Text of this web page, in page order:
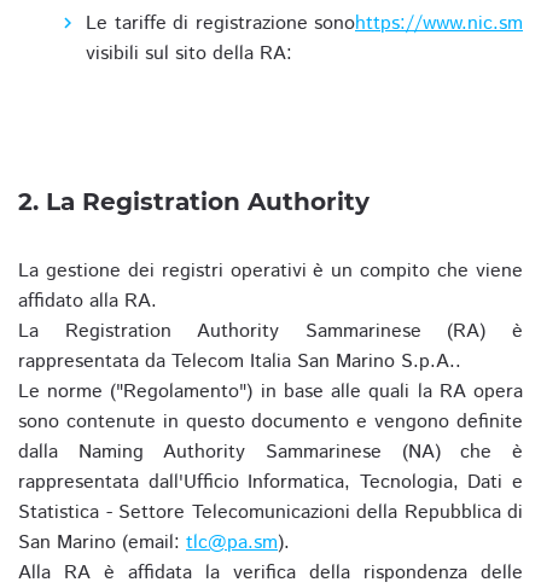
Le tariffe di registrazione sono
visibili sul sito della RA:
https://www.nic.sm
2. La Registration Authority
La gestione dei registri operativi è un compito che viene
affidato alla RA.
La Registration Authority Sammarinese (RA) è
rappresentata da Telecom Italia San Marino S.p.A..
Le norme ("Regolamento") in base alle quali la RA opera
sono contenute in questo documento e vengono definite
dalla Naming Authority Sammarinese (NA) che è
rappresentata dall'Ufficio Informatica, Tecnologia, Dati e
Statistica - Settore Telecomunicazioni della Repubblica di
San Marino (email: tlc@pa.sm).
Alla RA è affidata la verifica della rispondenza delle